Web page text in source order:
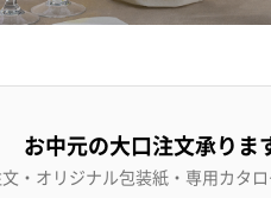
お中元の大口注文承りま
・オリジナル包装紙・専用カタ